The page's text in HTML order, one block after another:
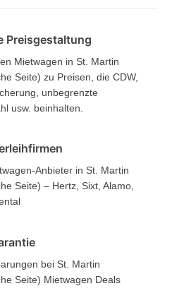
Preisgestaltung
Mietwagen in St. Martin
Seite) zu Preisen, die CDW,
unbegrenzte
usw. beinhalten.
Anbieter in St. Martin
Seite) – Hertz, Sixt, Alamo,
bei St. Martin
Seite) Mietwagen Deals